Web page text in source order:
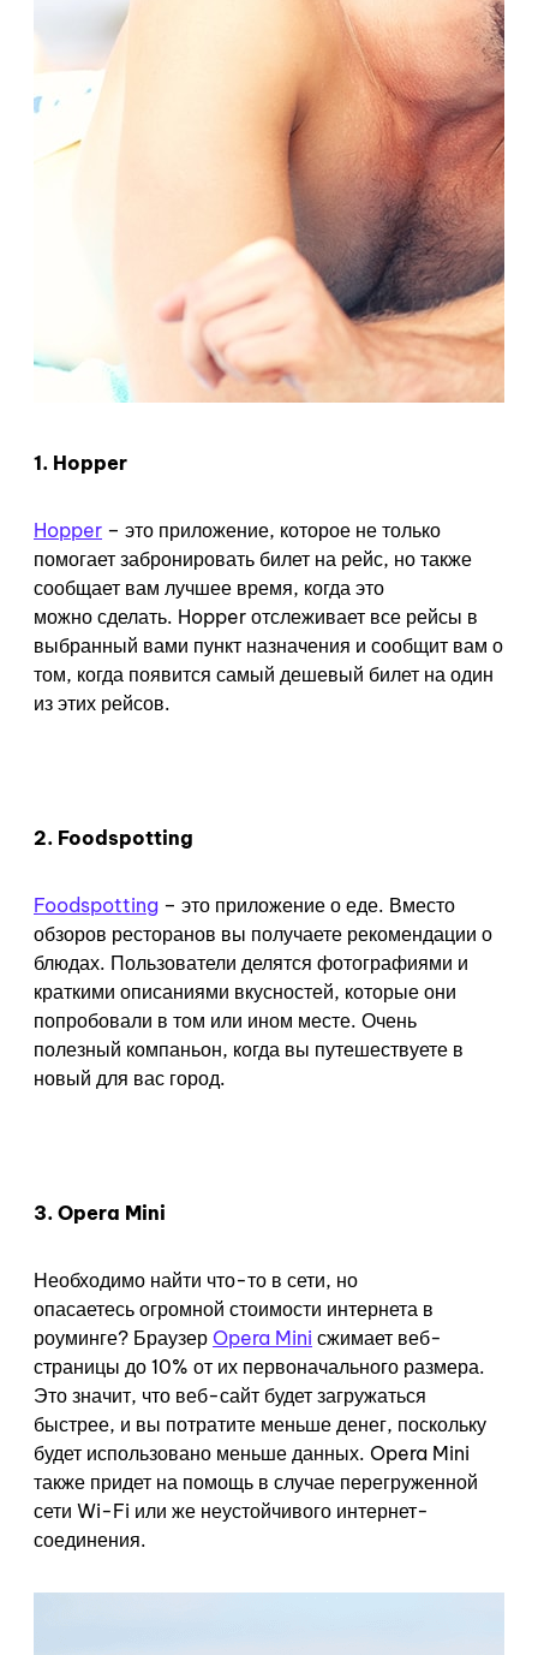
1. Hopper
Hopper – это приложение, которое не только
помогает забронировать билет на рейс, но также
сообщает вам лучшее время, когда это
можно сделать. Hopper отслеживает все рейсы в
выбранный вами пункт назначения и сообщит вам о
том, когда появится самый дешевый билет на один
из этих рейсов.
2. Foodspotting
Foodspotting – это приложение о еде. Вместо
обзоров ресторанов вы получаете рекомендации о
блюдах. Пользователи делятся фотографиями и
краткими описаниями вкусностей, которые они
попробовали в том или ином месте. Очень
полезный компаньон, когда вы путешествуете в
новый для вас город.
3. Opera Mini
Необходимо найти что-то в сети, но
опасаетесь огромной стоимости интернета в
роуминге? Браузер Opera Mini сжимает веб-
страницы до 10% от их первоначального размера.
Это значит, что веб-сайт будет загружаться
быстрее, и вы потратите меньше денег, поскольку
будет использовано меньше данных. Opera Mini
также придет на помощь в случае перегруженной
сети Wi-Fi или же неустойчивого интернет-
соединения.